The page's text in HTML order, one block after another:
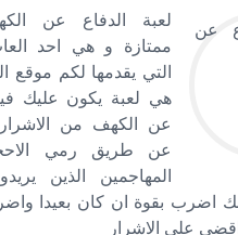
لعبة الدفاع عن
ممتازة و هي احد
التي يقدمها لكم موقع
هي لعبة يكون عليك
عن الكهف من الاشرار
عن طريق رمي
المهاجمين الذين
اضرب بقوة ان كان بعيدا
علي الاشرار